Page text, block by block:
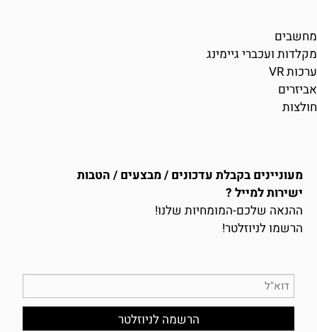
מחשבים
מקלדות ועכברי גיימינג
ערכות VR
אביזרים
חולצות
מעוניינים בקבלת עדכונים / מבצעים / הטבות
ישירות למייל ?
ההנאה שלכם-המומחיות שלנו!
הרשמו לניוזלטר!